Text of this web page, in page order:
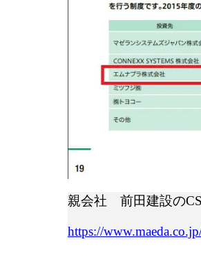
親会社 前田建設の
https://